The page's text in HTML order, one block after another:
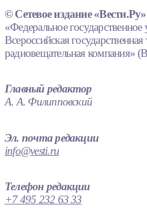
© Сетевое издание «Вести.Ру»
«Федеральное
Всероссийская
радиовещательная компания»
Главный редактор
А. А. Филипповский
Эл. почта редакции
info@vesti.ru
Телефон редакции
+7 495 232 63 33